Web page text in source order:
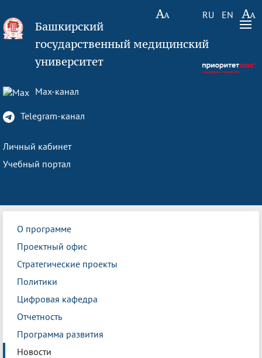
RU EN
Башкирский
государственный медицинский
университет
Max-канал
Telegram-канал
Личный кабинет
Учебный портал
О программе
Проектный офис
Стратегические проекты
Политики
Цифровая кафедра
Отчетность
Программа развития
Новости